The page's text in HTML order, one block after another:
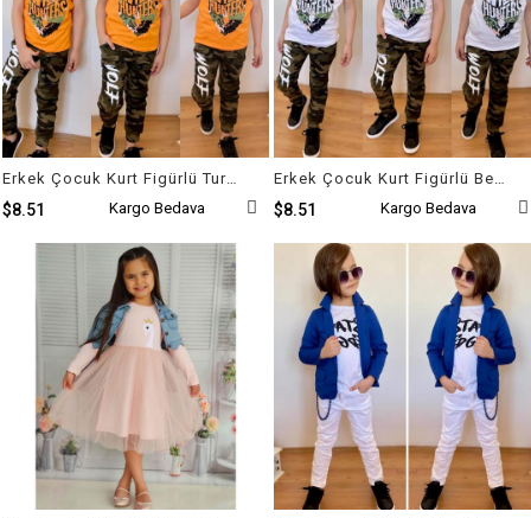
Erkek Çocuk Kurt Figürlü Turuncu Kombin
$8.51 Kargo Bedava
Erkek Çocuk Kurt Figürlü Beyaz Kombin
$8.51 Kargo Bedava